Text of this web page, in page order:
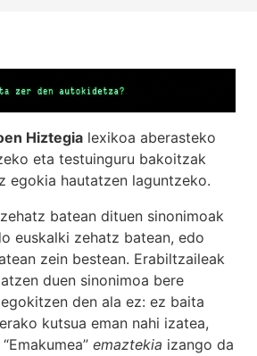
Hiztegia lexikoa aberasteko
eta testuinguru bakoitzak
egokia hautatzen laguntzeko.
batean dituen sinonimoak
euskalki zehatz batean, edo
zein bestean. Erabiltzaileak
duen sinonimoa bere
den ala ez: ez baita
kutsua eman nahi izatea,
emaztekia izango da